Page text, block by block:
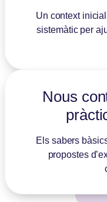
Un context
sistemàtic per
Nous
Els sabers
propostes